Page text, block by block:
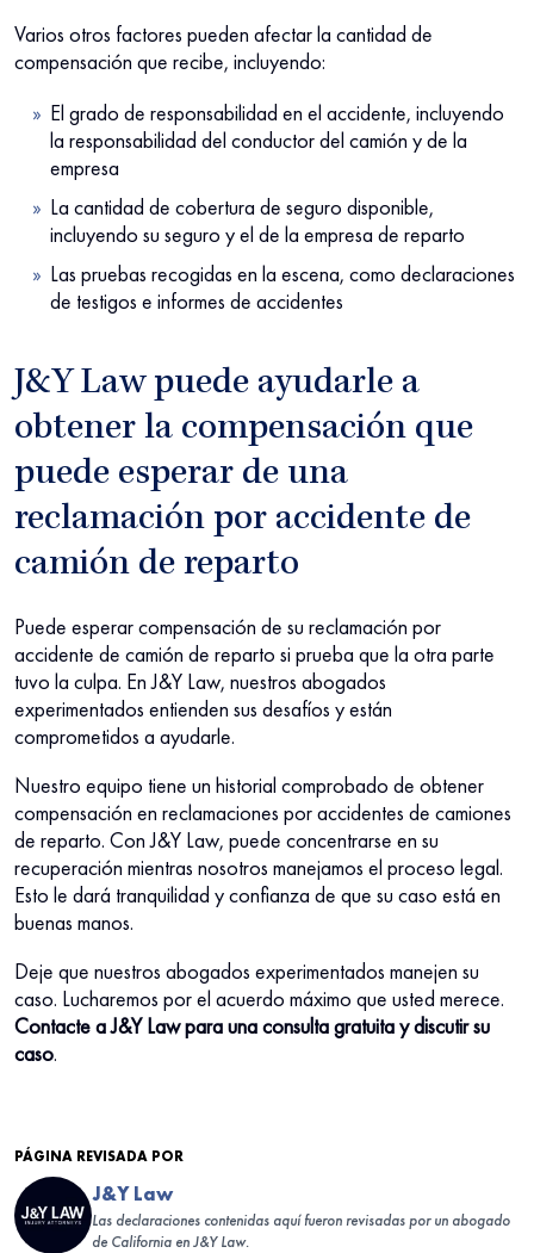
Varios otros factores pueden afectar la cantidad de
compensación que recibe, incluyendo:
El grado de responsabilidad en el accidente, incluyendo
la responsabilidad del conductor del camión y de la
empresa
La cantidad de cobertura de seguro disponible,
incluyendo su seguro y el de la empresa de reparto
Las pruebas recogidas en la escena, como declaraciones
de testigos e informes de accidentes
J&Y Law puede ayudarle a
obtener la compensación que
puede esperar de una
reclamación por accidente de
camión de reparto
Puede esperar compensación de su reclamación por
accidente de camión de reparto si prueba que la otra parte
tuvo la culpa. En J&Y Law, nuestros abogados
experimentados entienden sus desafíos y están
comprometidos a ayudarle.
Nuestro equipo tiene un historial comprobado de obtener
compensación en reclamaciones por accidentes de camiones
de reparto. Con J&Y Law, puede concentrarse en su
recuperación mientras nosotros manejamos el proceso legal.
Esto le dará tranquilidad y confianza de que su caso está en
buenas manos.
Deje que nuestros abogados experimentados manejen su
caso. Lucharemos por el acuerdo máximo que usted merece.
Contacte a J&Y Law para una consulta gratuita y discutir su
caso.
PÁGINA REVISADA POR
J&Y Law
Las declaraciones contenidas aquí fueron revisadas por un abogado
de California en J&Y Law.